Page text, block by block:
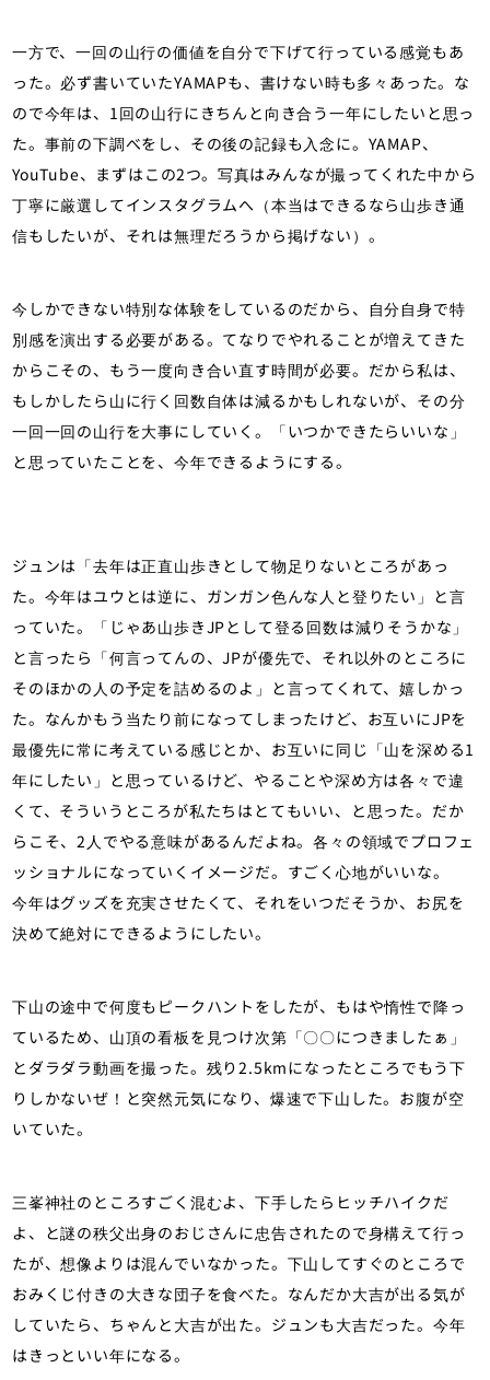
一方で、一回の山行の価値を自分で下げて行っている感覚もあ
った。必ず書いていたYAMAPも、書けない時も多々あった。な
ので今年は、1回の山行にきちんと向き合う一年にしたいと思っ
た。事前の下調べをし、その後の記録も入念に。YAMAP、
YouTube、まずはこの2つ。写真はみんなが撮ってくれた中から
丁寧に厳選してインスタグラムへ（本当はできるなら山歩き通
信もしたいが、それは無理だろうから掲げない）。
今しかできない特別な体験をしているのだから、自分自身で特
別感を演出する必要がある。てなりでやれることが増えてきた
からこその、もう一度向き合い直す時間が必要。だから私は、
もしかしたら山に行く回数自体は減るかもしれないが、その分
一回一回の山行を大事にしていく。「いつかできたらいいな」
と思っていたことを、今年できるようにする。
ジュンは「去年は正直山歩きとして物足りないところがあっ
た。今年はユウとは逆に、ガンガン色んな人と登りたい」と言
っていた。「じゃあ山歩きJPとして登る回数は減りそうかな」
と言ったら「何言ってんの、JPが優先で、それ以外のところに
そのほかの人の予定を詰めるのよ」と言ってくれて、嬉しかっ
た。なんかもう当たり前になってしまったけど、お互いにJPを
最優先に常に考えている感じとか、お互いに同じ「山を深める1
年にしたい」と思っているけど、やることや深め方は各々で違
くて、そういうところが私たちはとてもいい、と思った。だか
らこそ、2人でやる意味があるんだよね。各々の領域でプロフェ
ッショナルになっていくイメージだ。すごく心地がいいな。
今年はグッズを充実させたくて、それをいつだそうか、お尻を
決めて絶対にできるようにしたい。
下山の途中で何度もピークハントをしたが、もはや惰性で降っ
ているため、山頂の看板を見つけ次第「〇〇につきましたぁ」
とダラダラ動画を撮った。残り2.5kmになったところでもう下
りしかないぜ！と突然元気になり、爆速で下山した。お腹が空
いていた。
三峯神社のところすごく混むよ、下手したらヒッチハイクだ
よ、と謎の秩父出身のおじさんに忠告されたので身構えて行っ
たが、想像よりは混んでいなかった。下山してすぐのところで
おみくじ付きの大きな団子を食べた。なんだか大吉が出る気が
していたら、ちゃんと大吉が出た。ジュンも大吉だった。今年
はきっといい年になる。